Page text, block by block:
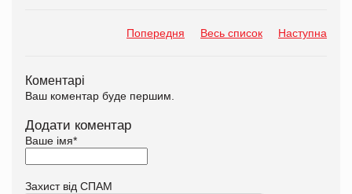
Попередня Весь список Наступна
Коментарі
Ваш коментар буде першим.
Додати коментар
Ваше імя*
Захист від СПАМ